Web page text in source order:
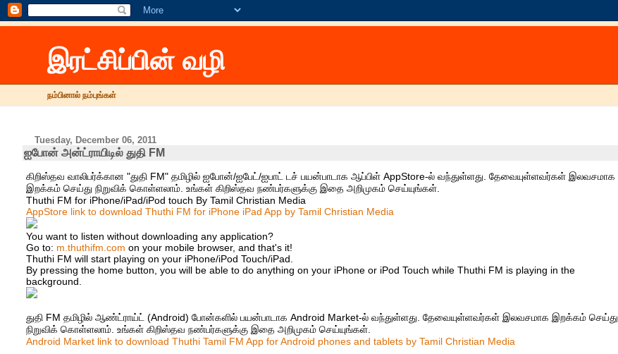
இரட்சிப்பின் வழி
நம்பினால் நம்புங்கள்
Tuesday, December 06, 2011
ஐபோன் அன்ட்ராயிடில் துதி FM
கிறிஸ்த‌வ‌ வாலிபர்க்கான‌ "துதி FM" த‌மிழில் ஐபோன்/ஐபேட்/ஐபாட் டச் ப‌ய‌ன்பாடாக‌ ஆப்பிள் AppStore-ல் வ‌ந்துள்ள‌து. தேவையுள்ள‌வ‌ர்க‌ள் இல‌வ‌ச‌மாக‌
இற‌க்க‌ம் செய்து நிறுவிக் கொள்ள‌லாம். உங்கள் கிறிஸ்தவ நண்பர்களுக்கு இதை அறிமுகம் செய்யுங்கள்.
Thuthi FM for iPhone/iPad/iPod touch By Tamil Christian Media
AppStore link to download Thuthi FM for iPhone iPad App by Tamil Christian Media
You want to listen without downloading any application?
Go to: m.thuthifm.com on your mobile browser, and that's it!
Thuthi FM will start playing on your iPhone/iPod Touch/iPad.
By pressing the home button, you will be able to do anything on your iPhone or iPod Touch while Thuthi FM is playing in the
background.
துதி FM த‌மிழில் ஆண்ட்ராய்ட் (Android) போன்களில் ப‌ய‌ன்பாடாக‌ Android Market-ல் வ‌ந்துள்ள‌து. தேவையுள்ள‌வ‌ர்க‌ள் இல‌வ‌ச‌மாக‌ இற‌க்க‌ம் செய்து
நிறுவிக் கொள்ள‌லாம். உங்கள் கிறிஸ்தவ நண்பர்களுக்கு இதை அறிமுகம் செய்யுங்கள்.
Android Market link to download Thuthi Tamil FM App for Android phones and tablets by Tamil Christian Media